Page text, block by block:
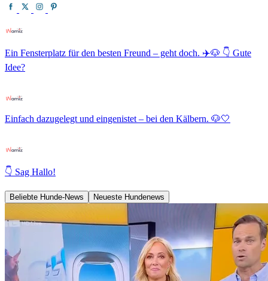
Ein Fensterplatz für den besten Freund – geht doch. ✈️🐶 👇 Gute
Idee?
Einfach dazugelegt und eingenistet – bei den Kälbern. 🐶🤍
👇 Sag Hallo!
Beliebte Hunde-News Neueste Hundenews